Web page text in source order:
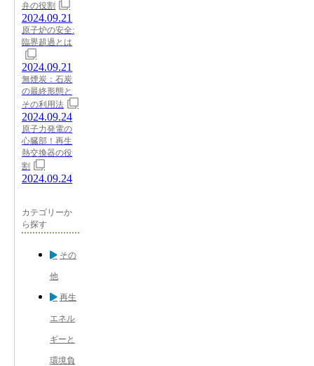
弁の役割
2024.09.21
原子炉の安全:
臨界超過とは
2024.09.21
無煙炭：石炭
の最終形態と
その利用法
2024.09.24
原子力発電の
心臓部！再生
熱交換器の役
割
2024.09.24
カテゴリーか
ら探す
その
他
再生
エネル
ギーと
環境負